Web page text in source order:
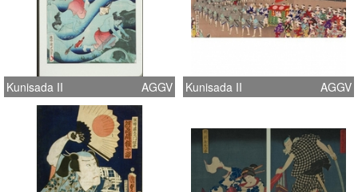
Kunisada II AGGV Kunisada II AGGV